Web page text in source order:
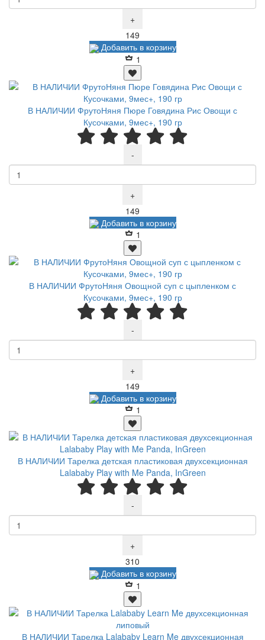
+
149
Добавить в корзину
1
В НАЛИЧИИ ФрутоНяня Пюре Говядина Рис Овощи с
Кусочками, 9мес+, 190 гр
-
+
149
Добавить в корзину
1
В НАЛИЧИИ ФрутоНяня Овощной суп с цыпленком с
Кусочками, 9мес+, 190 гр
-
+
149
Добавить в корзину
1
В НАЛИЧИИ Тарелка детская пластиковая двухсекционная
Lalababy Play with Me Panda, InGreen
-
+
310
Добавить в корзину
1
В НАЛИЧИИ Тарелка Lalababy Learn Me двухсекционная